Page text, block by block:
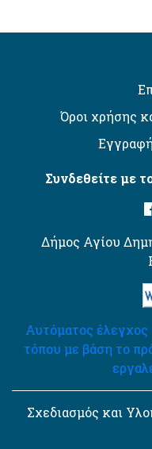
Όροι χρήσης
Συνδεθείτε με
Δήμος Αγίου
Αυτόματος έλεγχος
τόπου με βάση το
Σχεδιασμός και